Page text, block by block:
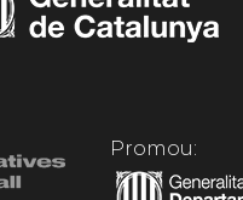
Promou: